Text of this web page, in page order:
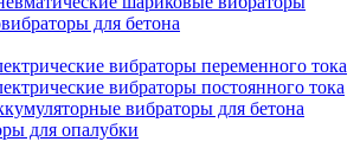
для бетона
вибраторы переменного тока
вибраторы постоянного тока
вибраторы для бетона
для опалубки